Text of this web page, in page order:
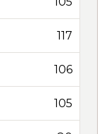
117
106
105